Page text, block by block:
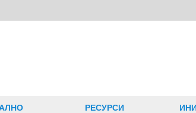
РЕСУРСИ